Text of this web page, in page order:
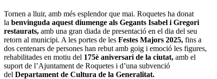
Tornen a lluir, amb més esplendor que mai. Roquetes ha donat
la benvinguda aquest diumenge als Gegants Isabel i Gregori
restaurats, amb una gran diada de presentació en el dia del seu
retorn al municipi. A les portes de les Festes Majors 2025, fins a
dos centenars de persones han rebut amb goig i emoció les figures,
rehabilitades en motiu del 175è aniversari de la ciutat, amb el
suport de l’Ajuntament de Roquetes i d’una subvenció
del Departament de Cultura de la Generalitat.